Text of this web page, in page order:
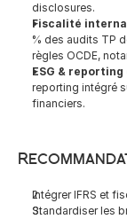
disclosures.
Fiscalité
% des audits TP
règles OCDE,
ESG & reporting
reporting intégré
financiers.
Intégrer IFRS et
Standardiser les